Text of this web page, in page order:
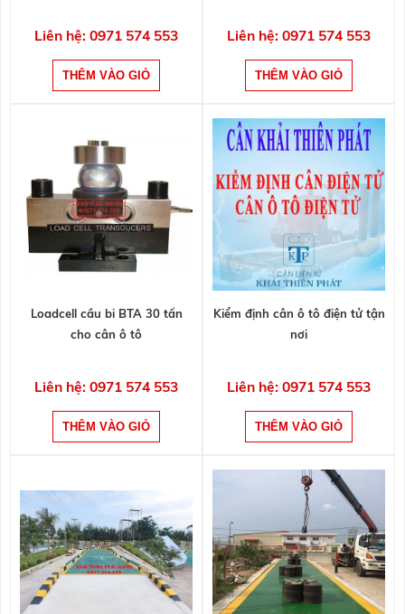
Liên hệ: 0971 574 553 Liên hệ: 0971 574 553
Loadcell cầu bi BTA 30 tấn
cho cân ô tô
Liên hệ: 0971 574 553
Kiểm định cân ô tô điện tử tận
nơi
Liên hệ: 0971 574 553